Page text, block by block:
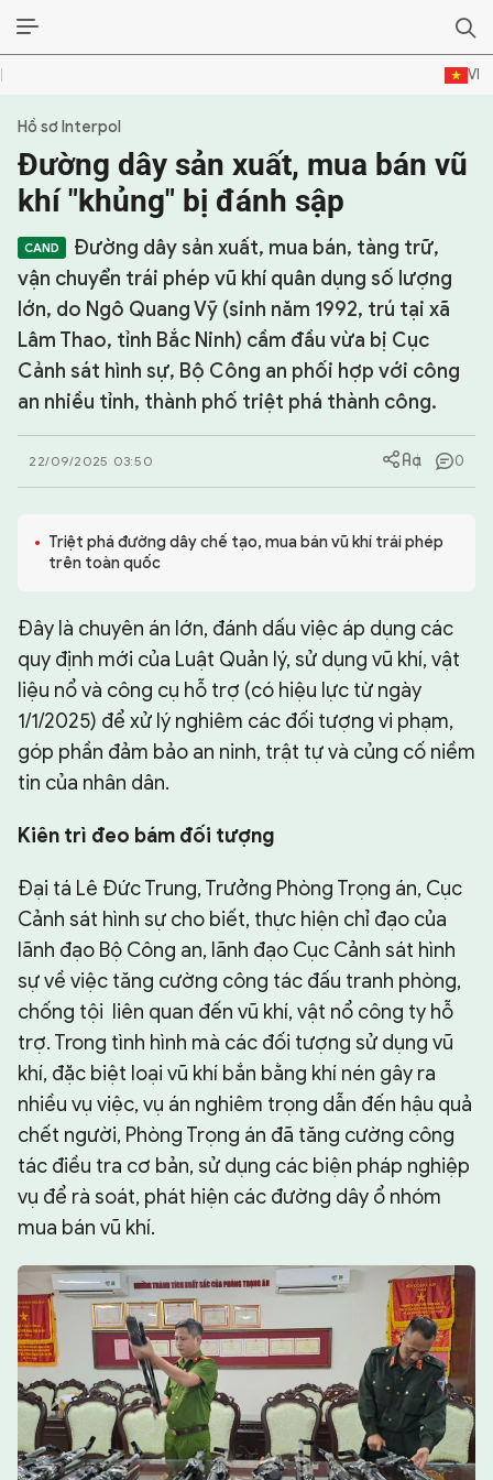
VI
SỰ KIỆN & BÌNH LUẬN
HẬU TRƯỜNG
KINH TẾ - VĂN HÓA - THỂ THAO
HỒ SƠ MẬT
PHÓNG SỰ
HỒ SƠ INTERPOL
VỤ ÁN NỔI TIẾNG
TƯ LIỆU
CHUYÊN TRANG
Hồ sơ Interpol
Đường dây sản xuất, mua bán vũ
khí "khủng" bị đánh sập
Đường dây sản xuất, mua bán, tàng trữ,
vận chuyển trái phép vũ khí quân dụng số lượng
lớn, do Ngô Quang Vỹ (sinh năm 1992, trú tại xã
Lâm Thao, tỉnh Bắc Ninh) cầm đầu vừa bị Cục
Cảnh sát hình sự, Bộ Công an phối hợp với công
an nhiều tỉnh, thành phố triệt phá thành công.
22/09/2025 03:50 0
Triệt phá đường dây chế tạo, mua bán vũ khí trái phép
trên toàn quốc
Đây là chuyên án lớn, đánh dấu việc áp dụng các
quy định mới của Luật Quản lý, sử dụng vũ khí, vật
liệu nổ và công cụ hỗ trợ (có hiệu lực từ ngày
1/1/2025) để xử lý nghiêm các đối tượng vi phạm,
góp phần đảm bảo an ninh, trật tự và củng cố niềm
tin của nhân dân.
Kiên trì đeo bám đối tượng
Đại tá Lê Đức Trung, Trưởng Phòng Trọng án, Cục
Cảnh sát hình sự cho biết, thực hiện chỉ đạo của
lãnh đạo Bộ Công an, lãnh đạo Cục Cảnh sát hình
sự về việc tăng cường công tác đấu tranh phòng,
chống tội liên quan đến vũ khí, vật nổ công ty hỗ
trợ. Trong tình hình mà các đối tượng sử dụng vũ
khí, đặc biệt loại vũ khí bắn bằng khí nén gây ra
nhiều vụ việc, vụ án nghiêm trọng dẫn đến hậu quả
chết người, Phòng Trọng án đã tăng cường công
tác điều tra cơ bản, sử dụng các biện pháp nghiệp
vụ để rà soát, phát hiện các đường dây ổ nhóm
mua bán vũ khí.